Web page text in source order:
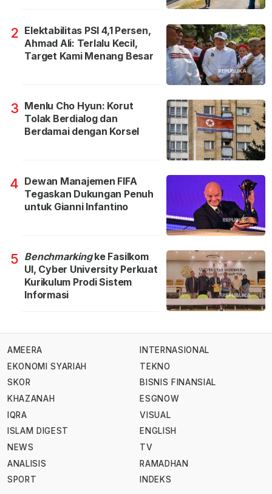
2 Elektabilitas PSI 4,1 Persen,
Ahmad Ali: Terlalu Kecil,
Target Kami Menang Besar
3 Menlu Cho Hyun: Korut
Tolak Berdialog dan
Berdamai dengan Korsel
4 Dewan Manajemen FIFA
Tegaskan Dukungan Penuh
untuk Gianni Infantino
5 Benchmarkingke Fasilkom
UI, Cyber University Perkuat
Kurikulum Prodi Sistem
Informasi
AMEERA
EKONOMI SYARIAH
SKOR
KHAZANAH
IQRA
ISLAM DIGEST
NEWS
ANALISIS
SPORT
INTERNASIONAL
TEKNO
BISNIS FINANSIAL
ESGNOW
VISUAL
ENGLISH
TV
RAMADHAN
INDEKS